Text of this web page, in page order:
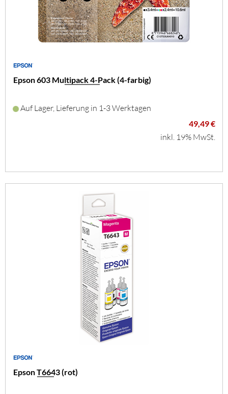
Epson 603 Multipack 4-Pack (4-farbig)
Auf Lager, Lieferung in 1-3 Werktagen
49,49 €
inkl. 19% MwSt.
Epson T6643 (rot)